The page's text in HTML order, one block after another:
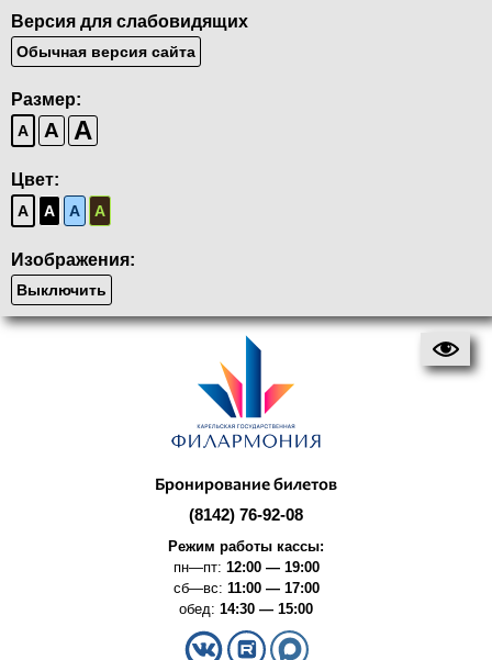
Версия для слабовидящих
Обычная версия сайта
Размер:
A A A
Цвет:
A A A A
Изображения:
Выключить
Бронирование билетов
(8142) 76-92-08
Режим работы кассы:
пн—пт: 12:00 — 19:00
сб—вс: 11:00 — 17:00
обед: 14:30 — 15:00